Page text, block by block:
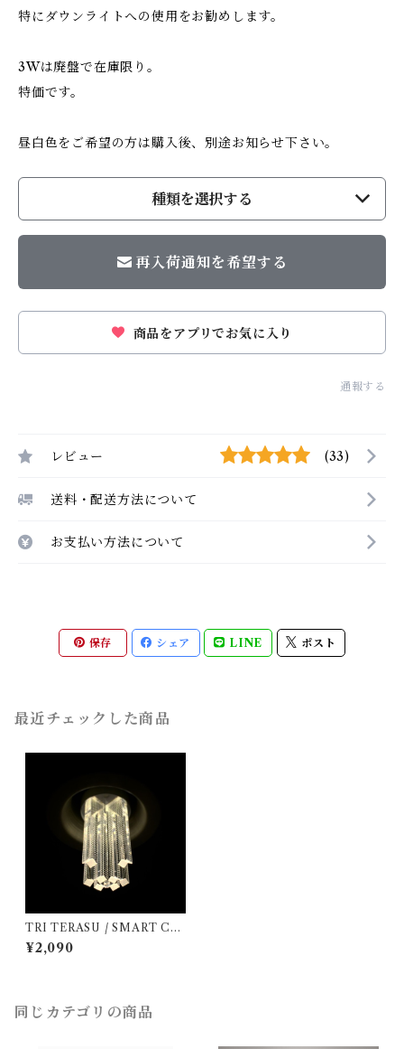
特にダウンライトへの使用をお勧めします。
3Wは廃盤で在庫限り。
特価です。
昼白色をご希望の方は購入後、別途お知らせ下さい。
種類を選択する
再入荷通知を希望する
商品をアプリでお気に入り
通報する
レビュー (33)
送料・配送方法について
お支払い方法について
保存 シェア LINE ポスト
最近チェックした商品
TRI TERASU / SMART CH
ANDELIER 3W LONG/V
¥2,090
同じカテゴリの商品